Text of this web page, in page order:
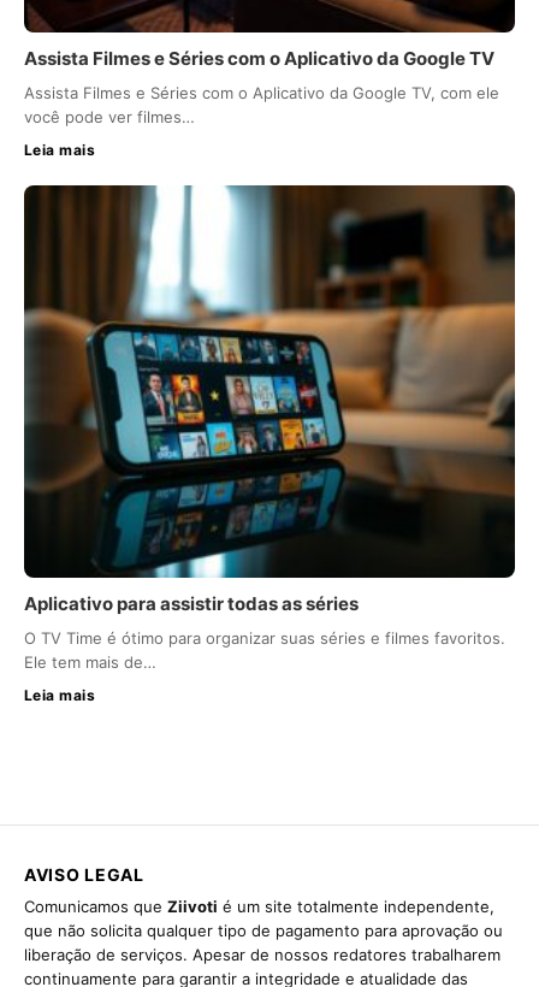
Assista Filmes e Séries com o Aplicativo da Google TV
Assista Filmes e Séries com o Aplicativo da Google TV, com ele
você pode ver filmes…
Leia mais
Aplicativo para assistir todas as séries
O TV Time é ótimo para organizar suas séries e filmes favoritos.
Ele tem mais de…
Leia mais
AVISO LEGAL
Comunicamos que Ziivoti é um site totalmente independente,
que não solicita qualquer tipo de pagamento para aprovação ou
liberação de serviços. Apesar de nossos redatores trabalharem
continuamente para garantir a integridade e atualidade das